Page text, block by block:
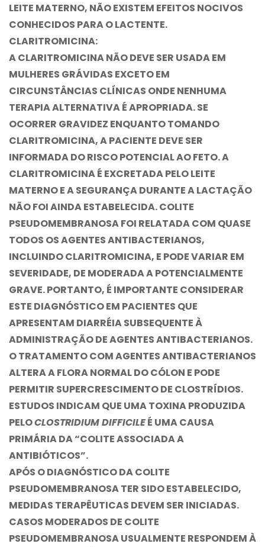
LEITE MATERNO, NÃO EXISTEM EFEITOS NOCIVOS
CONHECIDOS PARA O LACTENTE.
CLARITROMICINA:
A CLARITROMICINA NÃO DEVE SER USADA EM
MULHERES GRÁVIDAS EXCETO EM
CIRCUNSTÂNCIAS CLÍNICAS ONDE NENHUMA
TERAPIA ALTERNATIVA É APROPRIADA. SE
OCORRER GRAVIDEZ ENQUANTO TOMANDO
CLARITROMICINA, A PACIENTE DEVE SER
INFORMADA DO RISCO POTENCIAL AO FETO. A
CLARITROMICINA É EXCRETADA PELO LEITE
MATERNO E A SEGURANÇA DURANTE A LACTAÇÃO
NÃO FOI AINDA ESTABELECIDA. COLITE
PSEUDOMEMBRANOSA FOI RELATADA COM QUASE
TODOS OS AGENTES ANTIBACTERIANOS,
INCLUINDO CLARITROMICINA, E PODE VARIAR EM
SEVERIDADE, DE MODERADA A POTENCIALMENTE
GRAVE. PORTANTO, É IMPORTANTE CONSIDERAR
ESTE DIAGNÓSTICO EM PACIENTES QUE
APRESENTAM DIARRÉIA SUBSEQUENTE À
ADMINISTRAÇÃO DE AGENTES ANTIBACTERIANOS.
O TRATAMENTO COM AGENTES ANTIBACTERIANOS
ALTERA A FLORA NORMAL DO CÓLON E PODE
PERMITIR SUPERCRESCIMENTO DE CLOSTRÍDIOS.
ESTUDOS INDICAM QUE UMA TOXINA PRODUZIDA
PELOCLOSTRIDIUM DIFFICILEÉ UMA CAUSA
PRIMÁRIA DA “COLITE ASSOCIADA A
ANTIBIÓTICOS”.
APÓS O DIAGNÓSTICO DA COLITE
PSEUDOMEMBRANOSA TER SIDO ESTABELECIDO,
MEDIDAS TERAPÊUTICAS DEVEM SER INICIADAS.
CASOS MODERADOS DE COLITE
PSEUDOMEMBRANOSA USUALMENTE RESPONDEM À